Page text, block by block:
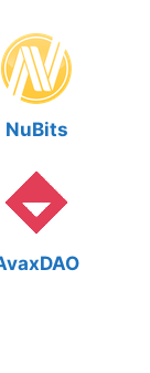
NuBits